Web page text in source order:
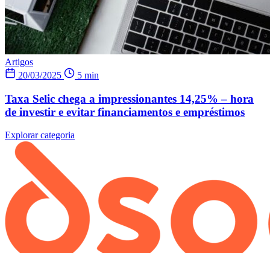
Artigos
20/03/2025
5 min
Taxa Selic chega a impressionantes 14,25% – hora
de investir e evitar financiamentos e empréstimos
Explorar categoria